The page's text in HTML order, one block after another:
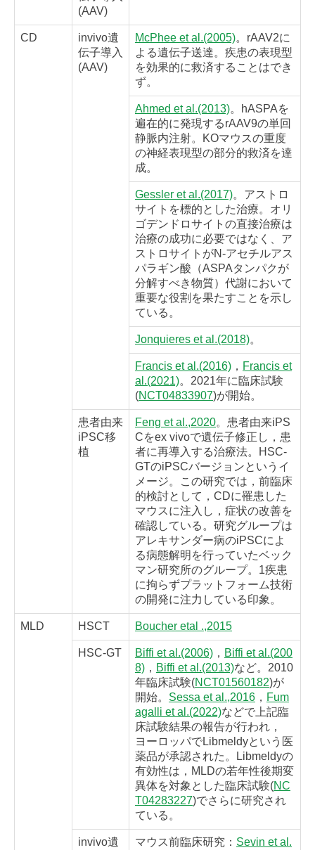
(AAV)
CD
invivo遺
伝子導入
(AAV)
McPhee et al.(2005)。rAAV2に
よる遺伝子送達。疾患の表現型
を効果的に救済することはでき
ず。
Ahmed et al.(2013)。hASPAを
遍在的に発現するrAAV9の単回
静脈内注射。KOマウスの重度
の神経表現型の部分的救済を達
成。
Gessler et al.(2017)。アストロ
サイトを標的とした治療。オリ
ゴデンドロサイトの直接治療は
治療の成功に必要ではなく、ア
ストロサイトがN-アセチルアス
パラギン酸（ASPAタンパクが
分解すべき物質）代謝において
重要な役割を果たすことを示し
ている。
Jonquieres et al.(2018)。
Francis et al.(2016) ， Francis et
al.(2021)。2021年に臨床試験
(NCT04833907)が開始。
患者由来
iPSC移
植
Feng et al.,2020。患者由来iPS
Cをex vivoで遺伝子修正し，患
者に再導入する治療法。HSC-
GTのiPSCバージョンというイ
メージ。この研究では，前臨床
的検討として，CDに罹患した
マウスに注入し，症状の改善を
確認している。研究グループは
アレキサンダー病のiPSCによ
る病態解明を行っていたベック
マン研究所のグループ。1疾患
に拘らずプラットフォーム技術
の開発に注力している印象。
MLD HSCT Boucher etal .,2015
HSC-GT Biffi et al.(2006) ， Biffi et al.(200
8) ， Biffi et al.(2013)など。2010
年臨床試験(NCT01560182)が
開始。 Sessa et al.,2016 ， Fum
agalli et al.(2022)などで上記臨
床試験結果の報告が行われ，
ヨーロッパでLibmeldyという医
薬品が承認された。Libmeldyの
有効性は，MLDの若年性後期変
異体を対象とした臨床試験(NC
T04283227)でさらに研究され
ている。
invivo遺
マウス前臨床研究： Sevin et al.